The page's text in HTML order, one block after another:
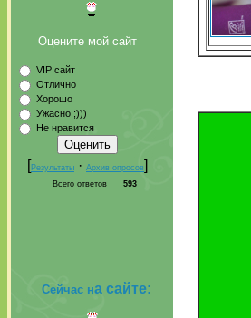
Оцените мой сайт
VIP сайт
Отлично
Хорошо
Ужасно ;)))
Не нравится
[Результаты · Архив опросов]
Всего ответов 593
Сейчас на сайте: